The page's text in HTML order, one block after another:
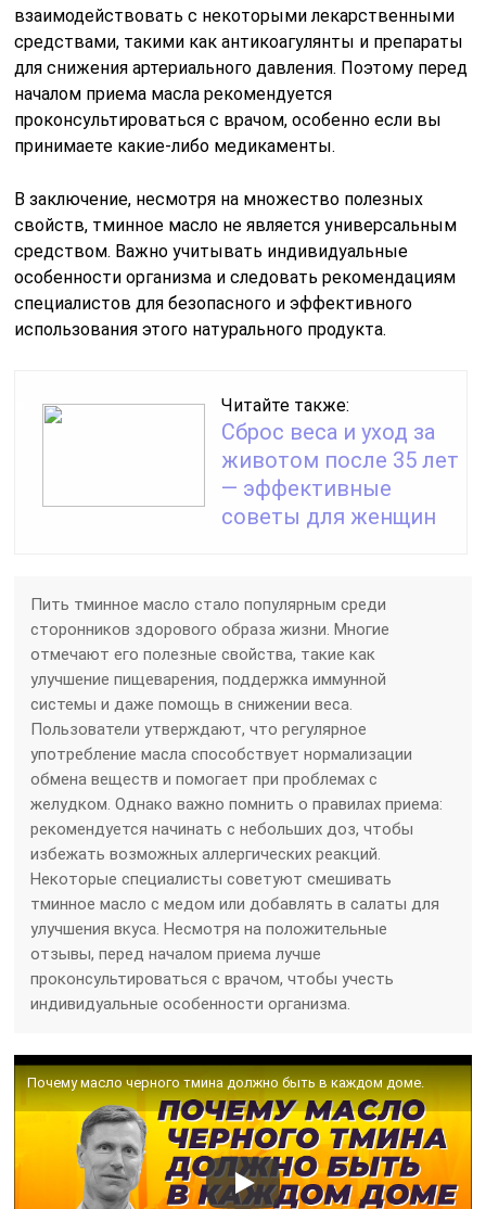
взаимодействовать с некоторыми лекарственными
средствами, такими как антикоагулянты и препараты
для снижения артериального давления. Поэтому перед
началом приема масла рекомендуется
проконсультироваться с врачом, особенно если вы
принимаете какие-либо медикаменты.
В заключение, несмотря на множество полезных
свойств, тминное масло не является универсальным
средством. Важно учитывать индивидуальные
особенности организма и следовать рекомендациям
специалистов для безопасного и эффективного
использования этого натурального продукта.
Читайте также:
Сброс веса и уход за
животом после 35 лет
— эффективные
советы для женщин
Пить тминное масло стало популярным среди
сторонников здорового образа жизни. Многие
отмечают его полезные свойства, такие как
улучшение пищеварения, поддержка иммунной
системы и даже помощь в снижении веса.
Пользователи утверждают, что регулярное
употребление масла способствует нормализации
обмена веществ и помогает при проблемах с
желудком. Однако важно помнить о правилах приема:
рекомендуется начинать с небольших доз, чтобы
избежать возможных аллергических реакций.
Некоторые специалисты советуют смешивать
тминное масло с медом или добавлять в салаты для
улучшения вкуса. Несмотря на положительные
отзывы, перед началом приема лучше
проконсультироваться с врачом, чтобы учесть
индивидуальные особенности организма.
Почему масло черного тмина должно быть в каждом доме.